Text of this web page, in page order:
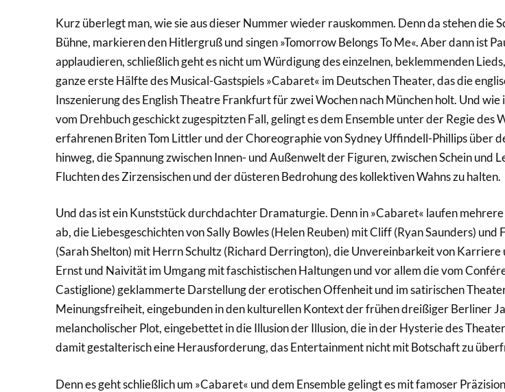
Kurz überlegt man, wie sie aus dieser Nummer wieder rauskommen. Denn da stehen die
Bühne, markieren den Hitlergruß und singen »Tomorrow Belongs To Me«. Aber dann ist
applaudieren, schließlich geht es nicht um Würdigung des einzelnen, beklemmenden
ganze erste Hälfte des Musical-Gastspiels »Cabaret« im Deutschen Theater, das die
Inszenierung des English Theatre Frankfurt für zwei Wochen nach München holt. Und wie
vom Drehbuch geschickt zugespitzten Fall, gelingt es dem Ensemble unter der Regie des
erfahrenen Briten Tom Littler und der Choreographie von Sydney Uffindell-Phillips über
hinweg, die Spannung zwischen Innen- und Außenwelt der Figuren, zwischen Schein und
Fluchten des Zirzensischen und der düsteren Bedrohung des kollektiven Wahns zu halten.
Und das ist ein Kunststück durchdachter Dramaturgie. Denn in »Cabaret« laufen
ab, die Liebesgeschichten von Sally Bowles (Helen Reuben) mit Cliff (Ryan Saunders) und
(Sarah Shelton) mit Herrn Schultz (Richard Derrington), die Unvereinbarkeit von Karriere
Ernst und Naivität im Umgang mit faschistischen Haltungen und vor allem die vom
Castiglione) geklammerte Darstellung der erotischen Offenheit und im satirischen
Meinungsfreiheit, eingebunden in den kulturellen Kontext der frühen dreißiger Berliner
melancholischer Plot, eingebettet in die Illusion der Illusion, die in der Hysterie des
damit gestalterisch eine Herausforderung, das Entertainment nicht mit Botschaft zu
Denn es geht schließlich um »Cabaret« und dem Ensemble gelingt es mit famoser